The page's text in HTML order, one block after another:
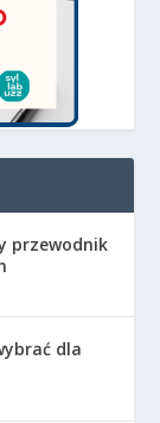
przewodnik
dla